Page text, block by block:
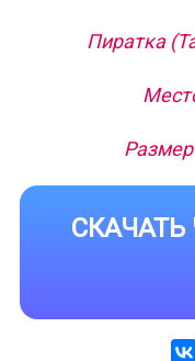
Пиратка
Размер
СКАЧАТЬ